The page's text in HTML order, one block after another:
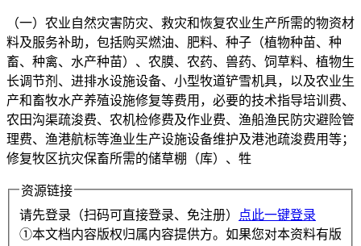
（一）农业自然灾害防灾、救灾和恢复农业生产所需的物资材
料及服务补助，包括购买燃油、肥料、种子（植物种苗、种
畜、种禽、水产种苗）、农膜、农药、兽药、饲草料、植物生
长调节剂、进排水设施设备、小型牧道铲雪机具，以及农业生
产和畜牧水产养殖设施修复等费用，必要的技术指导培训费、
农田沟渠疏浚费、农机检修费及作业费、渔船渔民防灾避险管
理费、渔港航标等渔业生产设施设备维护及港池疏浚费用等；
修复牧区抗灾保畜所需的储草棚（库）、牲
资源链接
请先登录（扫码可直接登录、免注册）
点此一键登录
①本文档内容版权归属内容提供方。如果您对本资料有版